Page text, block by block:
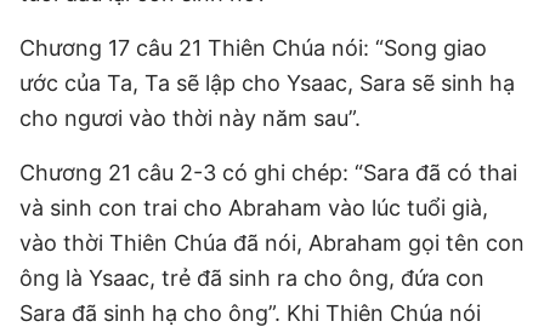
Chương 17 câu 21 Thiên Chúa nói: “Song giao
ước của Ta, Ta sẽ lập cho Ysaac, Sara sẽ sinh hạ
cho ngươi vào thời này năm sau”.
Chương 21 câu 2-3 có ghi chép: “Sara đã có thai
và sinh con trai cho Abraham vào lúc tuổi già,
vào thời Thiên Chúa đã nói, Abraham gọi tên con
ông là Ysaac, trẻ đã sinh ra cho ông, đứa con
Sara đã sinh hạ cho ông”. Khi Thiên Chúa nói